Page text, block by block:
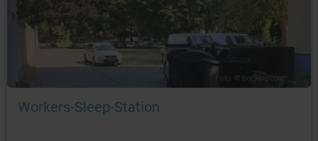
Foto: © booking.com
Workers-Sleep-Station